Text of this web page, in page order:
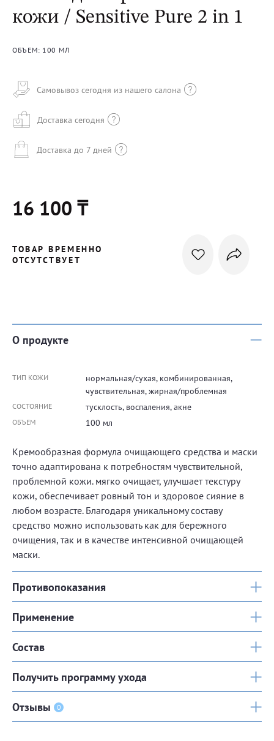
кожи / Sensitive Pure 2 in 1
ОБЪЕМ: 100 МЛ
Самовывоз сегодня из нашего салона
Доставка сегодня
Доставка до 7 дней
16 100 ₸
ТОВАР ВРЕМЕННО
ОТСУТСТВУЕТ
О продукте
ТИП КОЖИ
нормальная/сухая, комбинированная,
чувствительная, жирная/проблемная
СОСТОЯНИЕ тусклость, воспаления, акне
ОБЪЕМ 100 мл
Кремообразная формула очищающего средства и маски
точно адаптирована к потребностям чувствительной,
проблемной кожи. мягко очищает, улучшает текстуру
кожи, обеспечивает ровный тон и здоровое сияние в
любом возрасте. Благодаря уникальному составу
средство можно использовать как для бережного
очищения, так и в качестве интенсивной очищающей
маски.
Противопоказания
Применение
Состав
Получить программу ухода
Отзывы 0